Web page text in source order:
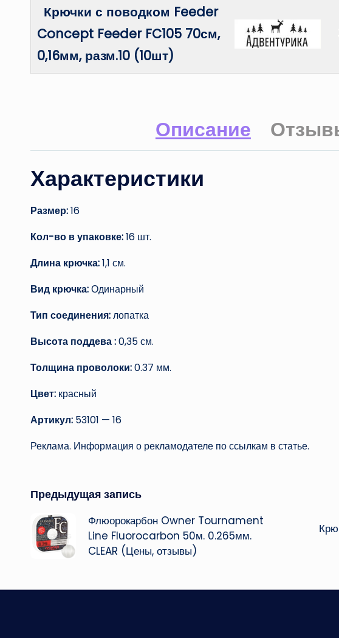
Крючки с поводком Feeder
Concept Feeder FC105 70см,
0,16мм, разм.10 (10шт)
Описание
Характеристики
Размер:16
Кол-во в упаковке:16 шт.
Длина крючка:1,1 см.
Вид крючка:Одинарный
Тип соединения:лопатка
Высота поддева :0,35 см.
Толщина проволоки:0.37 мм.
Цвет: красный
Артикул: 53101 — 16
Реклама. Информация о рекламодателе по ссылкам в статье.
Навигация
записи
Предыдущая запись
Флюорокарбон Owner Tournament
Line Fluorocarbon 50м. 0.265мм.
CLEAR (Цены, отзывы)